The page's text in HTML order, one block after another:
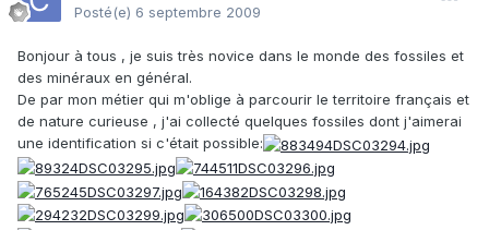
Posté(e) 6 septembre 2009
Bonjour à tous , je suis très novice dans le monde des fossiles et
des minéraux en général.
De par mon métier qui m'oblige à parcourir le territoire français et
de nature curieuse , j'ai collecté quelques fossiles dont j'aimerai
une identification si c'était possible: